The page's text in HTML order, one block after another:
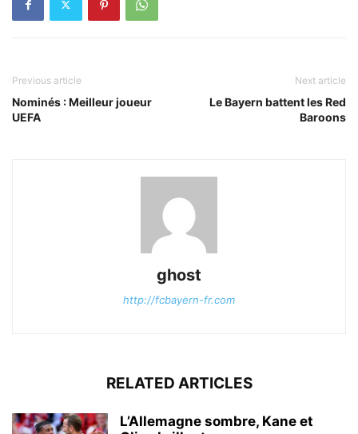
Previous article
Nominés : Meilleur joueur
UEFA
Next article
Le Bayern battent les Red
Baroons
ghost
http://fcbayern-fr.com
RELATED ARTICLES
L’Allemagne sombre, Kane et